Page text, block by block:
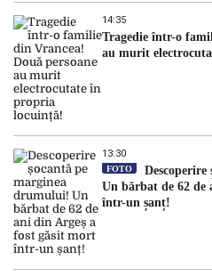
14:35
Tragedie într-o
au murit
13:30
FOTO
Un bărbat de 62 de
într-un șanț!